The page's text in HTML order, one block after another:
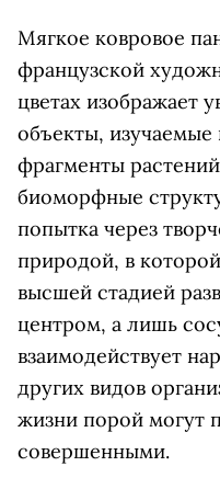
Мягкое ковровое
французской
цветах изображает
объекты,
фрагменты
биоморфные
попытка через
природой, в
высшей стадией
центром, а лишь
взаимодействует
других видов
жизни порой могут
совершенными.